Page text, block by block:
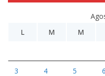
L
M M
3 4 5 6